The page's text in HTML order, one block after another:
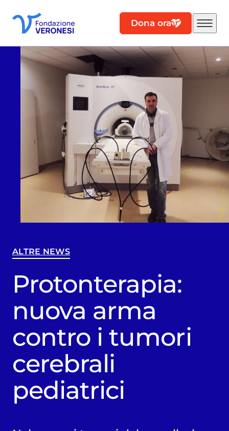
Dona ora
ALTRE NEWS
Protonterapia:
nuova arma
contro i tumori
cerebrali
pediatrici